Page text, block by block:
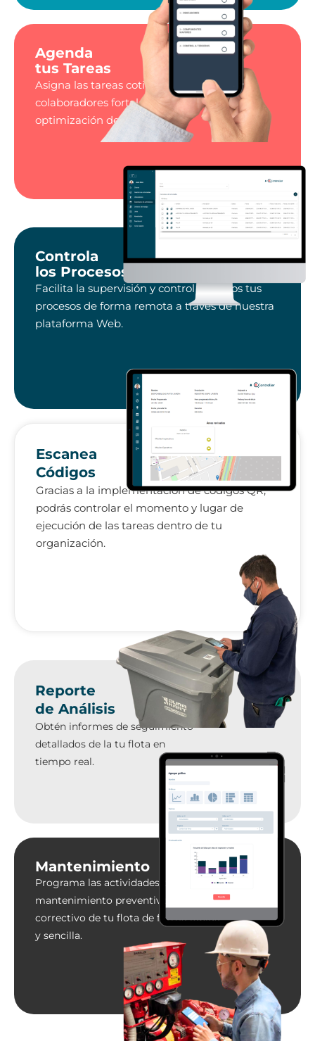
Agenda
tus Tareas
Asigna las tareas cotidianas a tus
colaboradores fortaleciendo la planeación y
optimización de recursos.
Controla
los Procesos
Facilita la supervisión y control de todos tus
procesos de forma remota a través de nuestra
plataforma Web.
Escanea
Códigos
Gracias a la implementación de códigos QR,
podrás controlar el momento y lugar de
ejecución de las tareas dentro de tu
organización.
Reporte
de Análisis
Obtén informes de seguimiento
detallados de la tu flota en
tiempo real.
Mantenimiento
Programa las actividades de
mantenimiento preventivo y
correctivo de tu flota de forma rápida
y sencilla.